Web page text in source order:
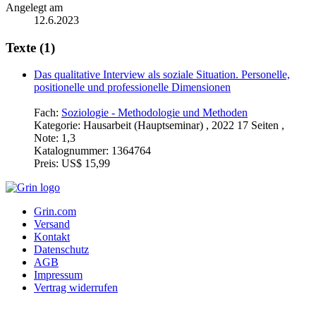
Angelegt am
12.6.2023
Texte (1)
Das qualitative Interview als soziale Situation. Personelle,
positionelle und professionelle Dimensionen
Fach: Soziologie - Methodologie und Methoden
Kategorie: Hausarbeit (Hauptseminar) , 2022 17 Seiten ,
Note: 1,3
Katalognummer: 1364764
Preis: US$ 15,99
Grin.com
Versand
Kontakt
Datenschutz
AGB
Impressum
Vertrag widerrufen